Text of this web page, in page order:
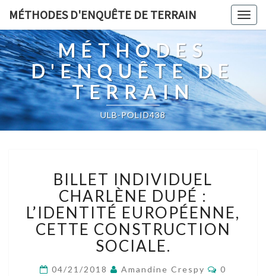
MÉTHODES D'ENQUÊTE DE TERRAIN
MÉTHODES
D'ENQUÊTE DE
TERRAIN
ULB-POLID438
INDIVIDUEL
CHARLÈNE
DUPÉ
:
L’IDENTITÉ
EUROPÉENNE,
CONSTRUCTION
BILLET INDIVIDUEL
CHARLÈNE DUPÉ :
L’IDENTITÉ EUROPÉENNE,
CETTE CONSTRUCTION
SOCIALE.
04/21/2018 Amandine Crespy
0